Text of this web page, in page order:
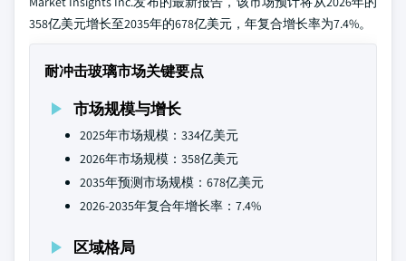
358亿美元增长至2035年的678亿美元，年复合增长率为7.4%。
耐冲击玻璃市场关键要点
市场规模与增长
2025年市场规模：334亿美元
2026年市场规模：358亿美元
2035年预测市场规模：678亿美元
2026-2035年复合年增长率：7.4%
区域格局